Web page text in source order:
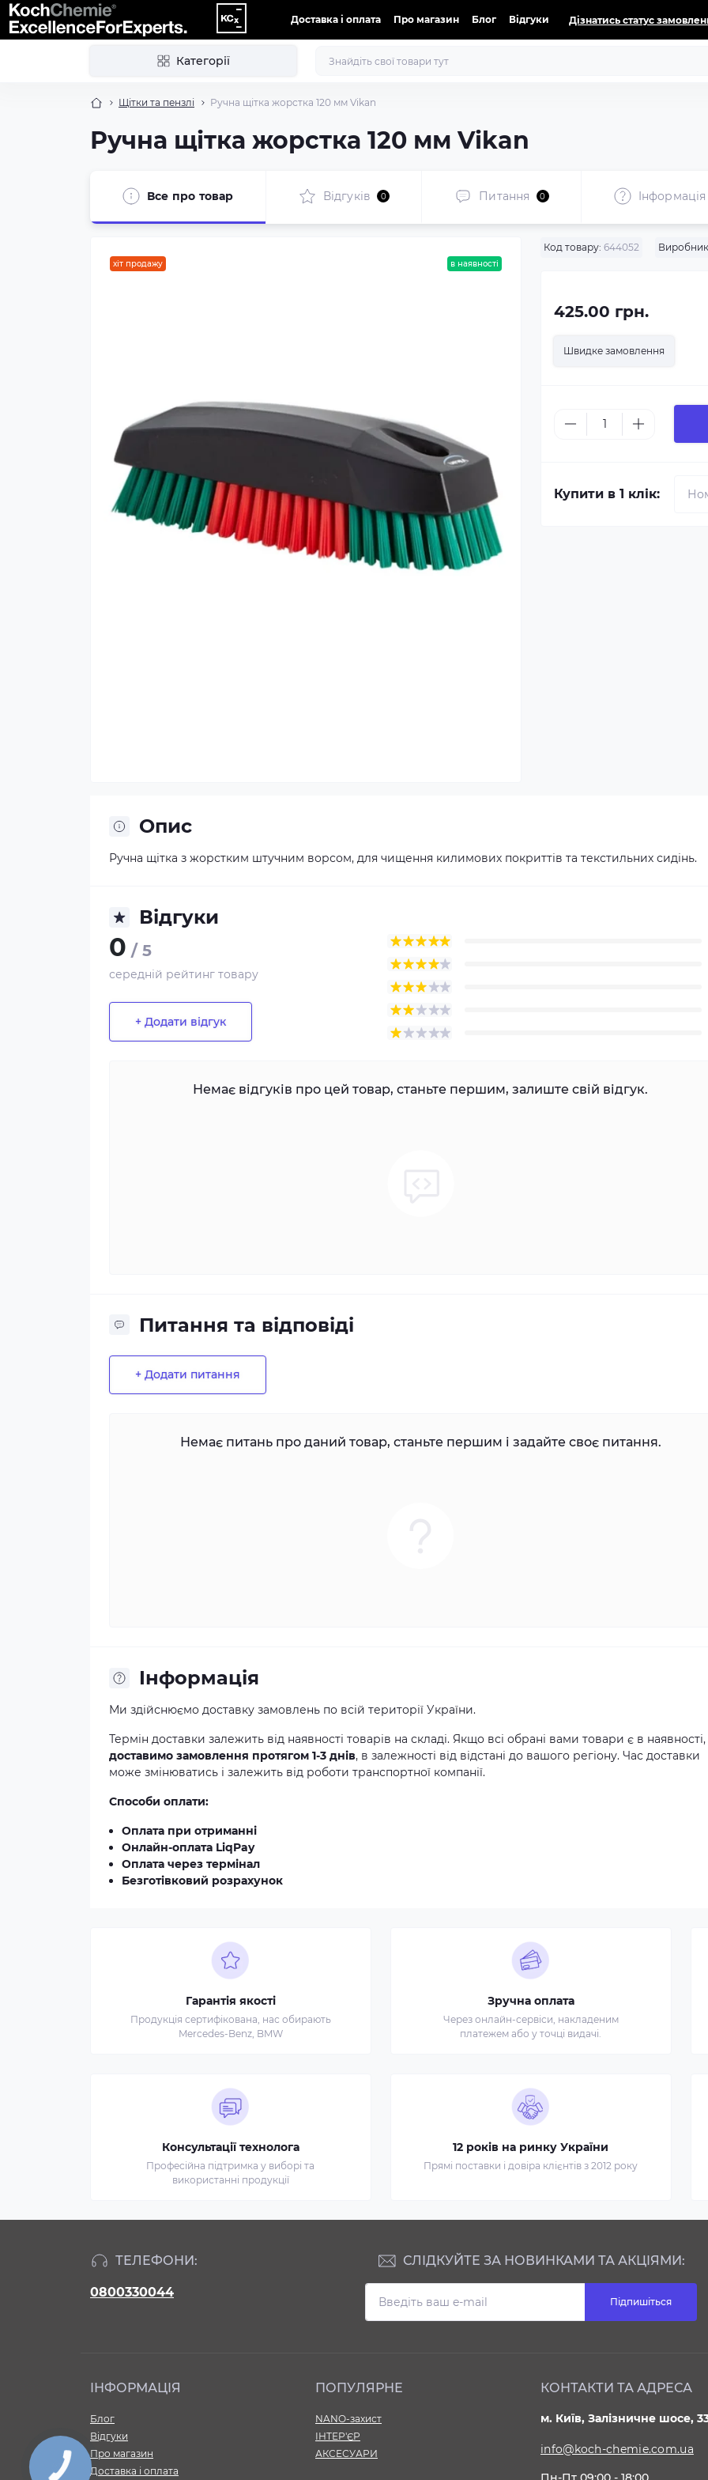
Доставка і оплата Про магазин Блог Відгуки Дізнатись статус
Категорії
Щітки та пензлі Ручна щітка жорстка 120 мм Vikan
Ручна щітка жорстка 120 мм Vikan
Все про товар Відгуків 0 Питання 0 Iнформація
хіт продажу в наявності
Код товару: 644052
425.00 грн.
Швидке замовлення
Купити в 1 клік:
Опис
Ручна щітка з жорстким штучним ворсом, для чищення килимових покриттів та текстильних сидінь.
Відгуки
0 / 5
середній рейтинг товару
+ Додати відгук
Немає відгуків про цей товар, станьте першим, залиште свій відгук.
Питання та відповіді
+ Додати питання
Немає питань про даний товар, станьте першим і задайте своє питання.
Iнформація
Ми здійснюємо доставку замовлень по всій території України.
Термін доставки залежить від наявності товарів на складі. Якщо всі обрані вами товари є в
доставимо замовлення протягом 1-3 днів, в залежності від відстані до вашого регіону. Час доставки
може змінюватись і залежить від роботи транспортної компанії.
Способи оплати:
Оплата при отриманні
Онлайн-оплата LiqPay
Оплата через термінал
Безготівковий розрахунок
Гарантія якості
Продукція сертифікована, нас обирають
Mercedes-Benz, BMW
Зручна оплата
Через онлайн-сервіси, накладеним
платежем або у точці видачі.
Консультації технолога
Професійна підтримка у виборі та
використанні продукції
12 років на ринку України
Прямі поставки і довіра клієнтів з 2012 року
ТЕЛЕФОНИ:
0800330044
СЛІДКУЙТЕ ЗА НОВИНКАМИ ТА АКЦІЯМИ:
Підпишіться
ІНФОРМАЦІЯ
Блог
Відгуки
Про магазин
Доставка і оплата
ПОПУЛЯРНЕ
NANO-захист
ІНТЕР'ЄР
АКСЕСУАРИ
КОНТАКТИ ТА АДРЕСА
м. Київ, Залізничне шосе,
info@koch-chemie.com.ua